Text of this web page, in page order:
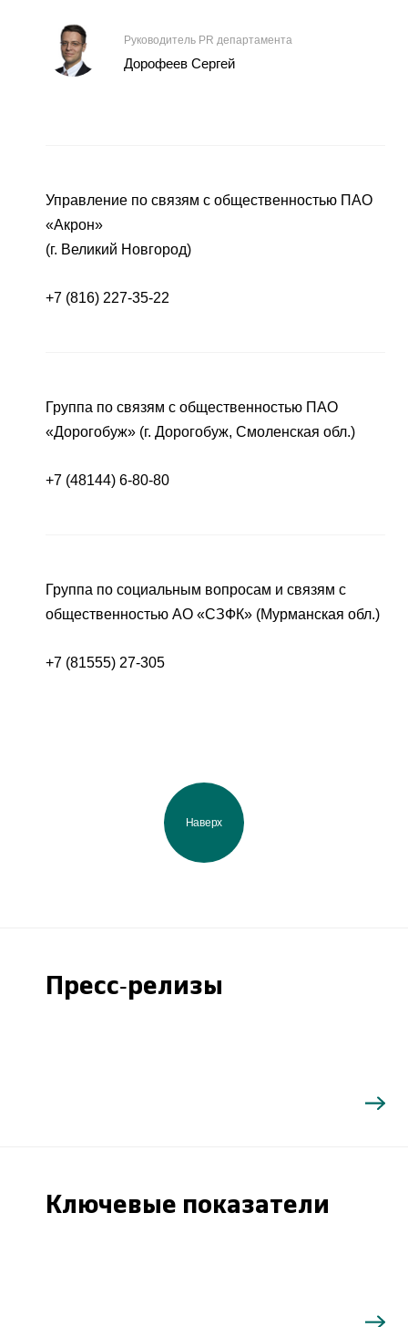
Руководитель PR департамента
Дорофеев Сергей
Управление по связям с общественностью ПАО
«Акрон»
(г. Великий Новгород)
+7 (816) 227-35-22
Группа по связям с общественностью ПАО
«Дорогобуж» (г. Дорогобуж, Смоленская обл.)
+7 (48144) 6-80-80
Группа по социальным вопросам и связям с
общественностью АО «СЗФК» (Мурманская обл.)
+7 (81555) 27-305
Наверх
Пресс-релизы
Ключевые показатели